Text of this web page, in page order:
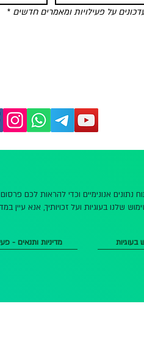
על פעילויות ומאמרים חדשים *
נתונים אנונימיים וכדי להראות
שלנו בעוגיות ועל זכויותיך, אנא עיין
מדיניות ותנאים - בעוגיות